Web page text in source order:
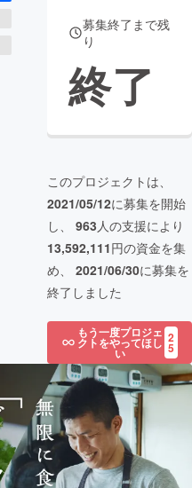
募集終了まで残
り
終了
このプロジェクトは、
2021/05/12に募集を開始
し、 963人の支援により
13,592,111円の資金を集
め、 2021/06/30に募集を
終了しました
もう一度プロジェ
クトをやってほし
い
2
5